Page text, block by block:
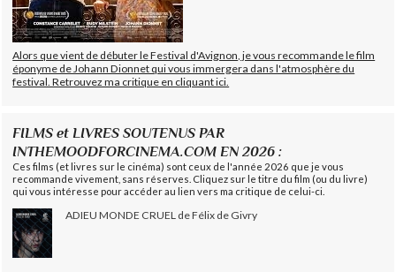
Alors que vient de débuter le Festival d'Avignon, je vous recommande le film
éponyme de Johann Dionnet qui vous immergera dans l'atmosphère du
festival. Retrouvez ma critique en cliquant ici.
FILMS et LIVRES SOUTENUS PAR
INTHEMOODFORCINEMA.COM EN 2026 :
Ces films (et livres sur le cinéma) sont ceux de l'année 2026 que je vous
recommande vivement, sans réserves. Cliquez sur le titre du film (ou du livre)
qui vous intéresse pour accéder au lien vers ma critique de celui-ci.
ADIEU MONDE CRUEL de Félix de Givry